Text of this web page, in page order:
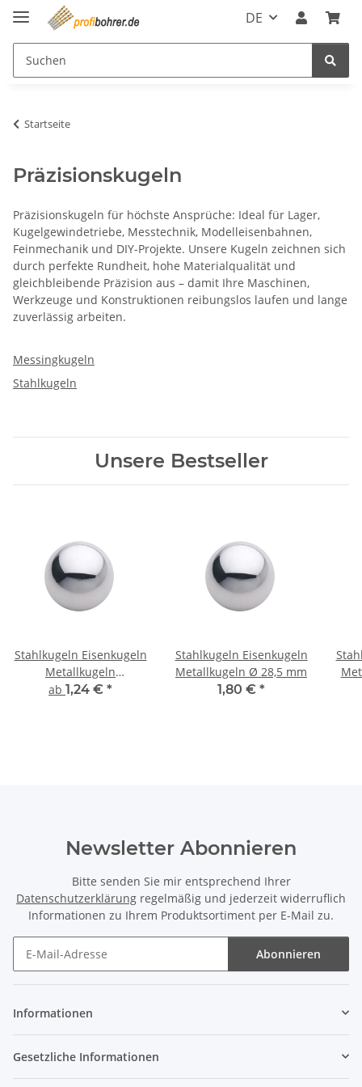
DE
Startseite
Präzisionskugeln
Präzisionskugeln für höchste Ansprüche: Ideal für Lager,
Kugelgewindetriebe, Messtechnik, Modelleisenbahnen,
Feinmechanik und DIY-Projekte. Unsere Kugeln zeichnen sich
durch perfekte Rundheit, hohe Materialqualität und
gleichbleibende Präzision aus – damit Ihre Maschinen,
Werkzeuge und Konstruktionen reibungslos laufen und lange
zuverlässig arbeiten.
Messingkugeln
Stahlkugeln
Unsere Bestseller
Stahlkugeln Eisenkugeln
Metallkugeln
Präzisionsstahlkugeln
ab 1,24 € *
Stahlkugeln Eisenkugeln
Metallkugeln Ø 28,5 mm
1,80 € *
Newsletter Abonnieren
Bitte senden Sie mir entsprechend Ihrer
Datenschutzerklärung regelmäßig und jederzeit widerruflich
Informationen zu Ihrem Produktsortiment per E-Mail zu.
Abonnieren
Informationen
Gesetzliche Informationen